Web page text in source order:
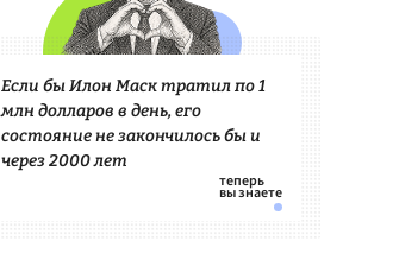
Если бы Илон Маск тратил по 1
млн долларов в день, его
состояние не закончилось бы и
через 2000 лет